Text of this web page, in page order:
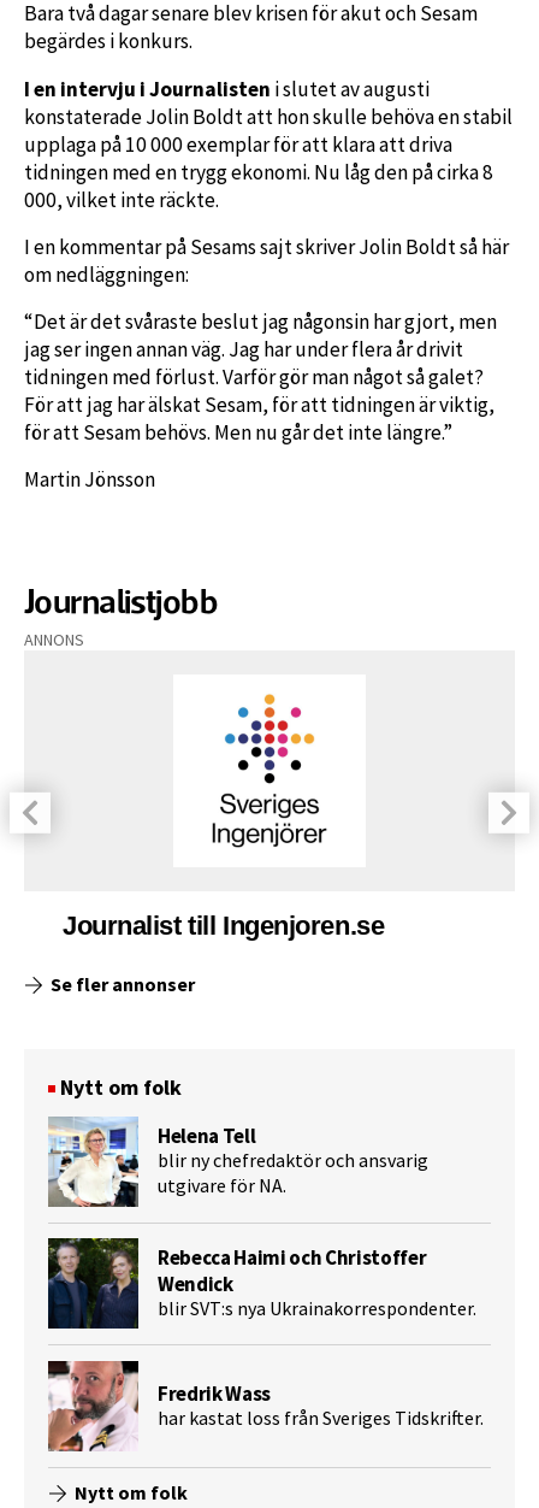
Bara två dagar senare blev krisen för akut och Sesam
begärdes i konkurs.
I en intervju i Journalisten i slutet av augusti
konstaterade Jolin Boldt att hon skulle behöva en stabil
upplaga på 10 000 exemplar för att klara att driva
tidningen med en trygg ekonomi. Nu låg den på cirka 8
000, vilket inte räckte.
I en kommentar på Sesams sajt skriver Jolin Boldt så här
om nedläggningen:
“Det är det svåraste beslut jag någonsin har gjort, men
jag ser ingen annan väg. Jag har under flera år drivit
tidningen med förlust. Varför gör man något så galet?
För att jag har älskat Sesam, för att tidningen är viktig,
för att Sesam behövs. Men nu går det inte längre.”
Martin Jönsson
Journalistjobb
ANNONS
Journalist till Ingenjoren.se
Se fler annonser
Nytt om folk
Helena Tell
blir ny chefredaktör och ansvarig
utgivare för NA.
Rebecca Haimi och Christoffer
Wendick
blir SVT:s nya Ukrainakorrespondenter.
Fredrik Wass
har kastat loss från Sveriges Tidskrifter.
Nytt om folk